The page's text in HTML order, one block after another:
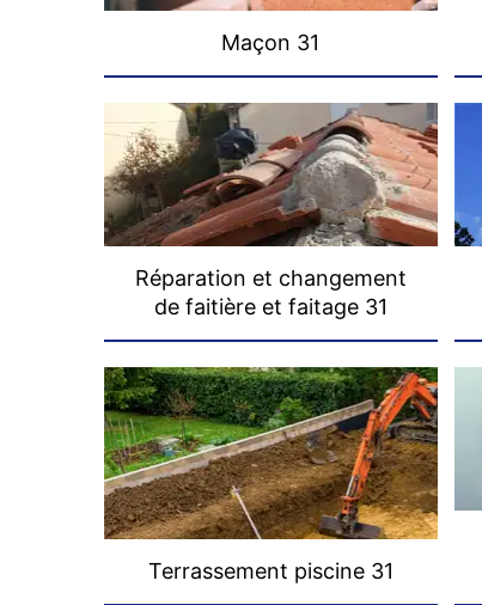
Maçon 31
Réparation et changement
de faitière et faitage 31
Terrassement piscine 31